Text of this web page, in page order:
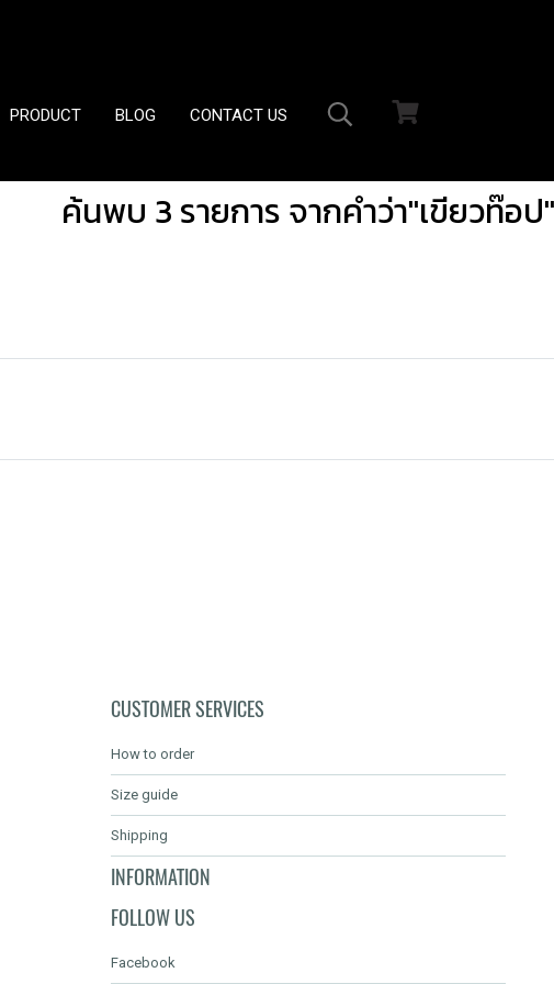
PRODUCT BLOG CONTACT US
ค้นพบ 3 รายการ จากคำว่า"เขียวท๊อป"
CUSTOMER SERVICES
How to order
Size guide
Shipping
INFORMATION
FOLLOW US
Facebook